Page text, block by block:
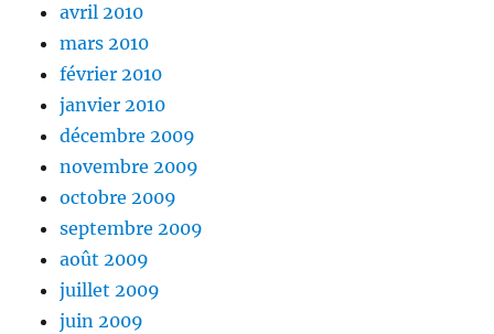
avril 2010
mars 2010
février 2010
janvier 2010
décembre 2009
novembre 2009
octobre 2009
septembre 2009
août 2009
juillet 2009
juin 2009